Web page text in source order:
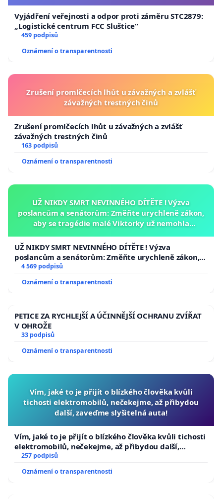
Vyjádření veřejnosti a odpor proti záměru STC2879:
„Logistické centrum FCC Sluštice“
459 podpisů
Oznámení o transparentnosti
Zrušení promlčecích lhůt u závažných a zvlášť
závažných trestných činů
Zrušení promlčecích lhůt u závažných a zvlášť
závažných trestných činů
163 podpisů
Oznámení o transparentnosti
UŽ NIKDY SMRT NEVINNÉHO DÍTĚTE ! Výzva
poslancům a senátorům: Změňte urychleně zákon,
aby se tragédie malé Viktorky už nemohla
UŽ NIKDY SMRT NEVINNÉHO DÍTĚTE ! Výzva
poslancům a senátorům: Změňte urychleně zákon,
aby se tragédie malé Viktorky už nemohla opakovat!
4 569 podpisů
Oznámení o transparentnosti
PETICE ZA RYCHLEJŠÍ A ÚČINNĚJŠÍ OCHRANU ZVÍŘAT
V OHROŽE
33 podpisů
Oznámení o transparentnosti
Vím, jaké to je přijít o blízkého člověka kvůli
tichosti elektromobilů, nečekejme, až přibydou
další, zaveďme slyšitelná auta!
Vím, jaké to je přijít o blízkého člověka kvůli tichosti
elektromobilů, nečekejme, až přibydou další,
zaveďme slyšitelná auta!
257 podpisů
Oznámení o transparentnosti